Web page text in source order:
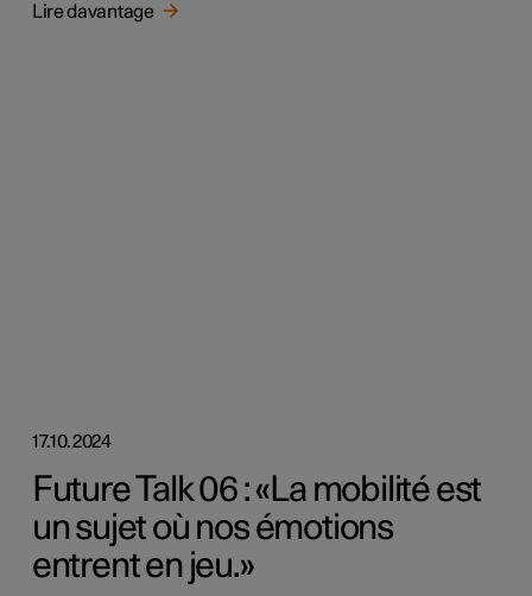
Lire davantage
17.10.2024
Future Talk 06 : «La mobilité est
un sujet où nos émotions
entrent en jeu.»